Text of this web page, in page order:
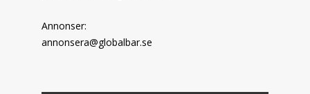
Annonser:
annonsera@globalbar.se